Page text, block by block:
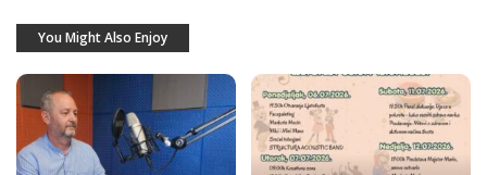
You Might Also Enjoy